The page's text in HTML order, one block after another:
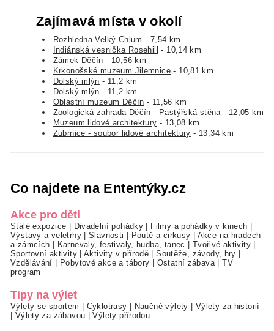
Zajímavá místa v okolí
Rozhledna Velký Chlum - 7,54 km
Indiánská vesnička Rosehill
- 10,14 km
Zámek Děčín - 10,56 km
Krkonošské muzeum Jilemnice - 10,81 km
Dolský mlýn - 11,2 km
Dolský mlýn - 11,2 km
Oblastní muzeum Děčín - 11,56 km
Zoologická zahrada Děčín - Pastýřská stěna - 12,05 km
Muzeum lidové architektury - 13,08 km
Zubrnice - soubor lidové architektury - 13,34 km
Co najdete na Ententýky.cz
Akce pro děti
Stálé expozice Divadelní pohádky Filmy a pohádky v kinech
Výstavy a veletrhy|Slavnosti Poutě a cirkusy
Akce na hradech
a zámcích
Karnevaly, festivaly, hudba, tanec Tvořivé aktivity
Sportovní aktivity|Aktivity v přírodě |Soutěže, závody, hry
Vzdělávání
Pobytové akce a tábory Ostatní zábava|TV
program
Tipy na výlet
Výlety se sportem Cyklotrasy Naučné výlety
Výlety za historií
Výlety za zábavou |Výlety přírodou